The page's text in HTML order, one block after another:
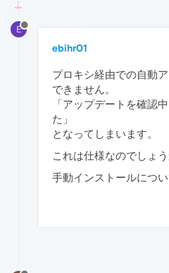
E
ebihr01
プロキシ経由での自動
できません。
「アップデートを確認
た」
となってしまいます。
これは仕様なのでしょう
手動インストールにつ